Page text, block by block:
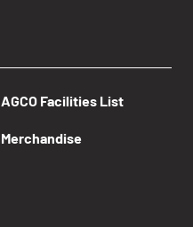
AGCO Facilities List
Merchandise